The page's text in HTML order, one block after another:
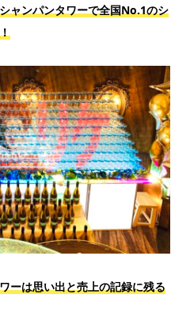
ャンパンタワーで全国No.1のシ
ーは思い出と売上の記録に残る